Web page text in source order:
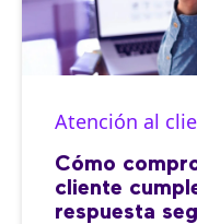
Atención al
Cómo
cliente
respuesta